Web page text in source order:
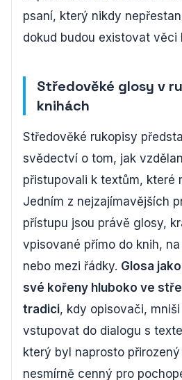
psaní, který nikdy
dokud budou existovat věci
Středověké glosy v
knihách
Středověké rukopisy
svědectví o tom, jak
přistupovali k textům, které
Jedním z nejzajímavějších
přístupu jsou právě glosy,
vpisované přímo do knih,
nebo mezi řádky. Glosa
své kořeny hluboko ve
tradici, kdy opisovači,
vstupovat do dialogu s
který byl naprosto
nesmírně cenný pro